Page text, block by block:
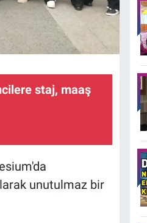
staj, maaş
unutulmaz bir